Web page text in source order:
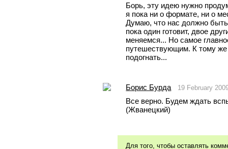
Борь, эту идею нужно
я пока ни о формате, ни о
Думаю, что нас должно
пока один готовит, двое
меняемся... Но самое
путешествующим. К тому
подогнать...
Борис Бурда 19 February
Все верно. Будем ждать
(Жванецкий)
Для того, чтобы оставлять